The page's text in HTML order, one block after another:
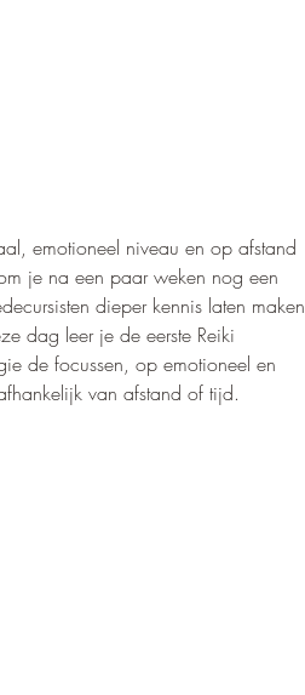
emotioneel niveau en op afstand
je na een paar weken nog een
dieper kennis laten maken
dag leer je de eerste Reiki
de focussen, op emotioneel en
van afstand of tijd.